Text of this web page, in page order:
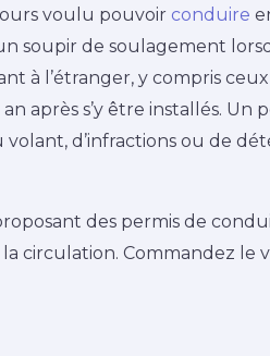
voulu pouvoir conduire
soupir de soulagement
à l’étranger, y compris
après s’y être installés. Un
d’infractions ou de
des permis de
circulation. Commandez le